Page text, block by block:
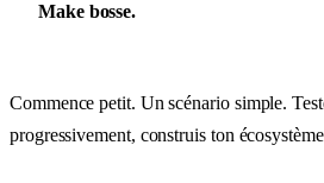
Make bosse.
Commence petit. Un scénario simple.
progressivement, construis ton